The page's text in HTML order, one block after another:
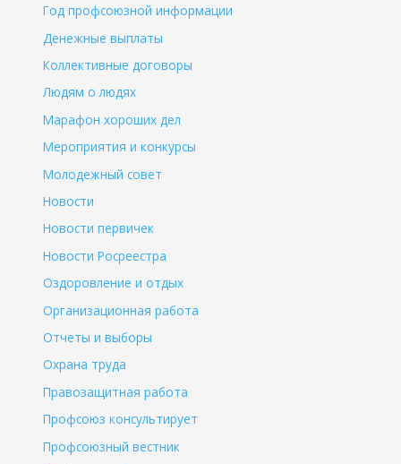
Год профсоюзной информации
Денежные выплаты
Коллективные договоры
Людям о людях
Марафон хороших дел
Мероприятия и конкурсы
Молодежный совет
Новости
Новости первичек
Новости Росреестра
Оздоровление и отдых
Организационная работа
Отчеты и выборы
Охрана труда
Правозащитная работа
Профсоюз консультирует
Профсоюзный вестник